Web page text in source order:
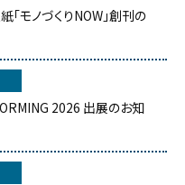
「モノづくりNOW」創刊の
2026 出展のお知